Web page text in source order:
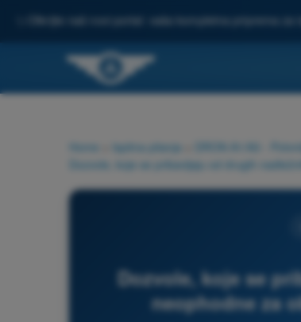
Otkrijte naš novi portal: vaša kompletna priprema za
Home Ispitna pitanja DRON A1/A3 -
Dozvole, koje se
neophodne za